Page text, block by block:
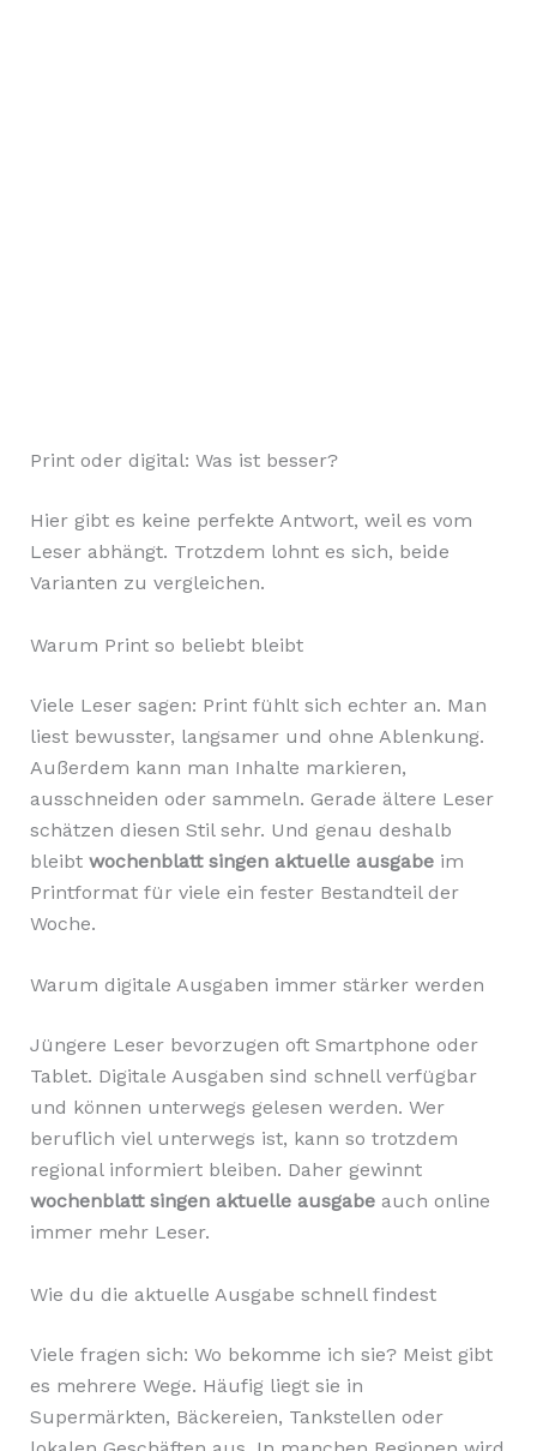
Print oder digital: Was ist besser?
Hier gibt es keine perfekte Antwort, weil es vom
Leser abhängt. Trotzdem lohnt es sich, beide
Varianten zu vergleichen.
Warum Print so beliebt bleibt
Viele Leser sagen: Print fühlt sich echter an. Man
liest bewusster, langsamer und ohne Ablenkung.
Außerdem kann man Inhalte markieren,
ausschneiden oder sammeln. Gerade ältere Leser
schätzen diesen Stil sehr. Und genau deshalb
bleibt wochenblatt singen aktuelle ausgabeim
Printformat für viele ein fester Bestandteil der
Woche.
Warum digitale Ausgaben immer stärker werden
Jüngere Leser bevorzugen oft Smartphone oder
Tablet. Digitale Ausgaben sind schnell verfügbar
und können unterwegs gelesen werden. Wer
beruflich viel unterwegs ist, kann so trotzdem
regional informiert bleiben. Daher gewinnt
wochenblatt singen aktuelle ausgabeauch online
immer mehr Leser.
Wie du die aktuelle Ausgabe schnell findest
Viele fragen sich: Wo bekomme ich sie? Meist gibt
es mehrere Wege. Häufig liegt sie in
Supermärkten, Bäckereien, Tankstellen oder